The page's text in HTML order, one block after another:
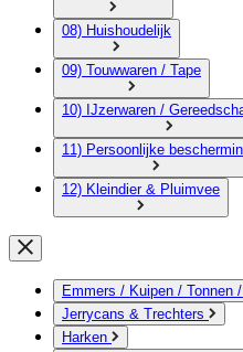
08) Huishoudelijk
09) Touwwaren / Tape
10) IJzerwaren /
11) Persoonlijke
12) Kleindier & Pluimvee
Emmers / Kuipen / Tonnen
Jerrycans & Trechters
Harken